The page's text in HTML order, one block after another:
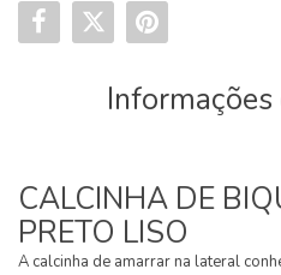
CALCINHA DE
PRETO LISO
A calcinha de amarrar na lateral